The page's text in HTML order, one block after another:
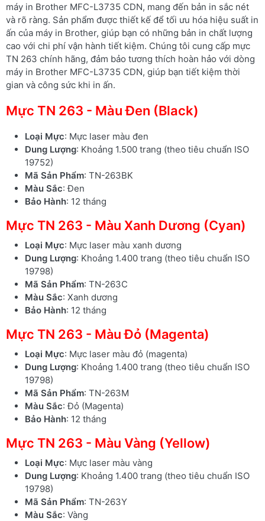
máy in Brother MFC-L3735 CDN, mang đến bản in sắc nét
và rõ ràng. Sản phẩm được thiết kế để tối ưu hóa hiệu suất in
ấn của máy in Brother, giúp bạn có những bản in chất lượng
cao với chi phí vận hành tiết kiệm. Chúng tôi cung cấp mực
TN 263 chính hãng, đảm bảo tương thích hoàn hảo với dòng
máy in Brother MFC-L3735 CDN, giúp bạn tiết kiệm thời
gian và công sức khi in ấn.
Mực TN 263 - Màu Đen (Black)
Loại Mực: Mực laser màu đen
Dung Lượng: Khoảng 1.500 trang (theo tiêu chuẩn ISO
19752)
Mã Sản Phẩm: TN-263BK
Màu Sắc: Đen
Bảo Hành: 12 tháng
Mực TN 263 - Màu Xanh Dương (Cyan)
Loại Mực: Mực laser màu xanh dương
Dung Lượng: Khoảng 1.400 trang (theo tiêu chuẩn ISO
19798)
Mã Sản Phẩm: TN-263C
Màu Sắc: Xanh dương
Bảo Hành: 12 tháng
Mực TN 263 - Màu Đỏ (Magenta)
Loại Mực: Mực laser màu đỏ (magenta)
Dung Lượng: Khoảng 1.400 trang (theo tiêu chuẩn ISO
19798)
Mã Sản Phẩm: TN-263M
Màu Sắc: Đỏ (Magenta)
Bảo Hành: 12 tháng
Mực TN 263 - Màu Vàng (Yellow)
Loại Mực: Mực laser màu vàng
Dung Lượng: Khoảng 1.400 trang (theo tiêu chuẩn ISO
19798)
Mã Sản Phẩm: TN-263Y
Màu Sắc: Vàng